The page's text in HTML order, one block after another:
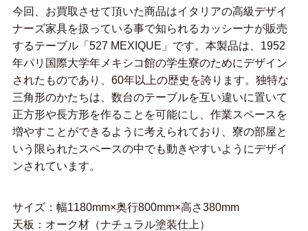
今回、お買取させて頂いた商品はイタリアの高級デザイ
ナーズ家具を扱っている事で知られるカッシーナが販売
するテーブル「527 MEXIQUE」です。本製品は、1952
年パリ国際大学年メキシコ館の学生寮のためにデザイン
されたものであり、60年以上の歴史を誇ります。独特な
三角形のかたちは、数台のテーブルを互い違いに置いて
正方形や長方形を作ることを可能にし、作業スペースを
増やすことができるように考えられており、寮の部屋と
いう限られたスペースの中でも動きやすいようにデザイ
ンされています。
サイズ：幅1180mm×奥行800mm×高さ380mm
天板：オーク材（ナチュラル塗装仕上）